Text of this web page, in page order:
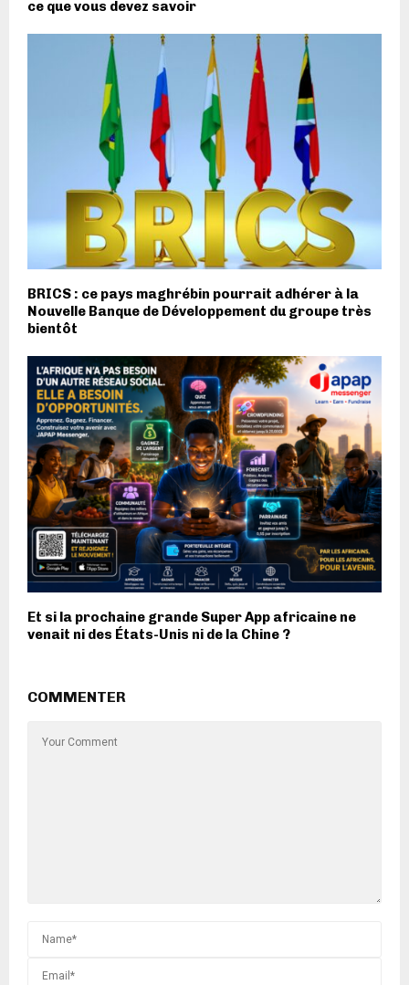
ce que vous devez savoir
BRICS : ce pays maghrébin pourrait adhérer à la
Nouvelle Banque de Développement du groupe très
bientôt
Et si la prochaine grande Super App africaine ne
venait ni des États-Unis ni de la Chine ?
COMMENTER